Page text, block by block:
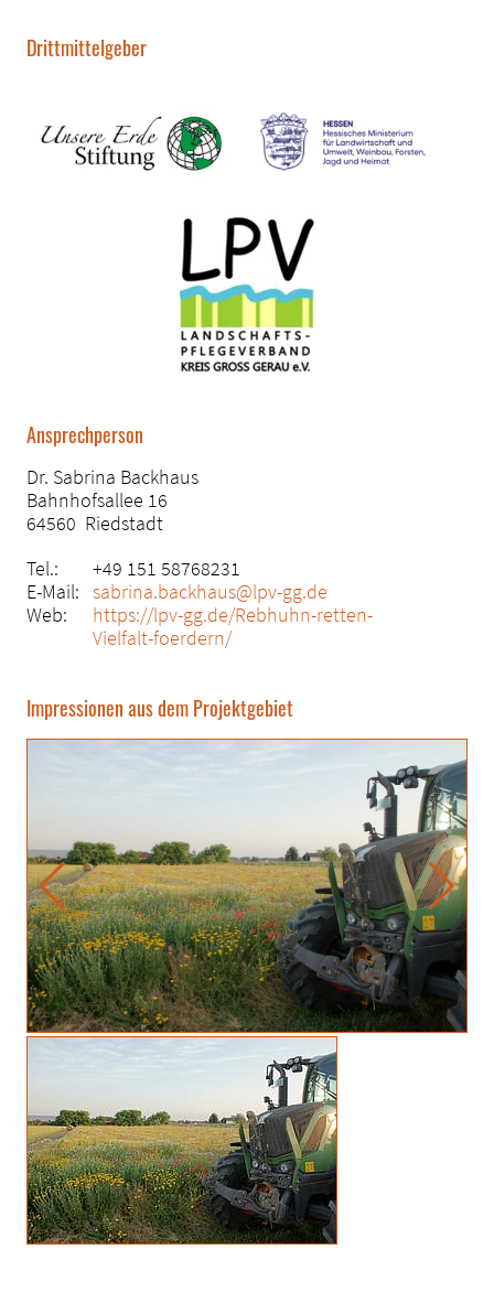
Drittmittelgeber
Ansprechperson
Dr. Sabrina Backhaus
Bahnhofsallee 16
64560 Riedstadt
Tel.:
+49 151 58768231
E-Mail: sabrina.backhaus@lpv-gg.de
Web:
https://lpv-gg.de/Rebhuhn-retten-
Vielfalt-foerdern/
Impressionen aus dem Projektgebiet